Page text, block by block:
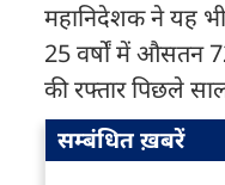
महानिदेशक ने यह
25 वर्षों में औसतन
की रफ्तार पिछले
सम्बंधित ख़बरें